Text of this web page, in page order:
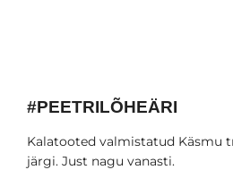
#PEETRILÕHEÄRI
Kalatooted valmistatud Käsmu
järgi. Just nagu vanasti.